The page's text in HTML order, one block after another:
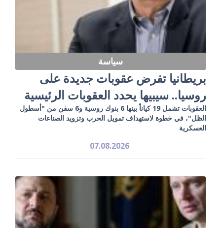
سياسة
بريطانيا تفرض عقوبات جديدة على
روسيا.. سيبيها يحدد العقوبات الرئيسية
العقوبات تشمل 19 كياناً بينها 6 بنوك روسية و6 سفن من "أسطول
الظل"، في خطوة لاستهداف تمويل الحرب وتزويد الصناعات
العسكرية
07.08.2026